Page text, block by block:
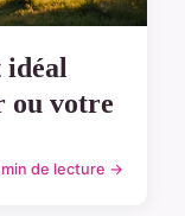
idéal
ou votre
min de lecture →